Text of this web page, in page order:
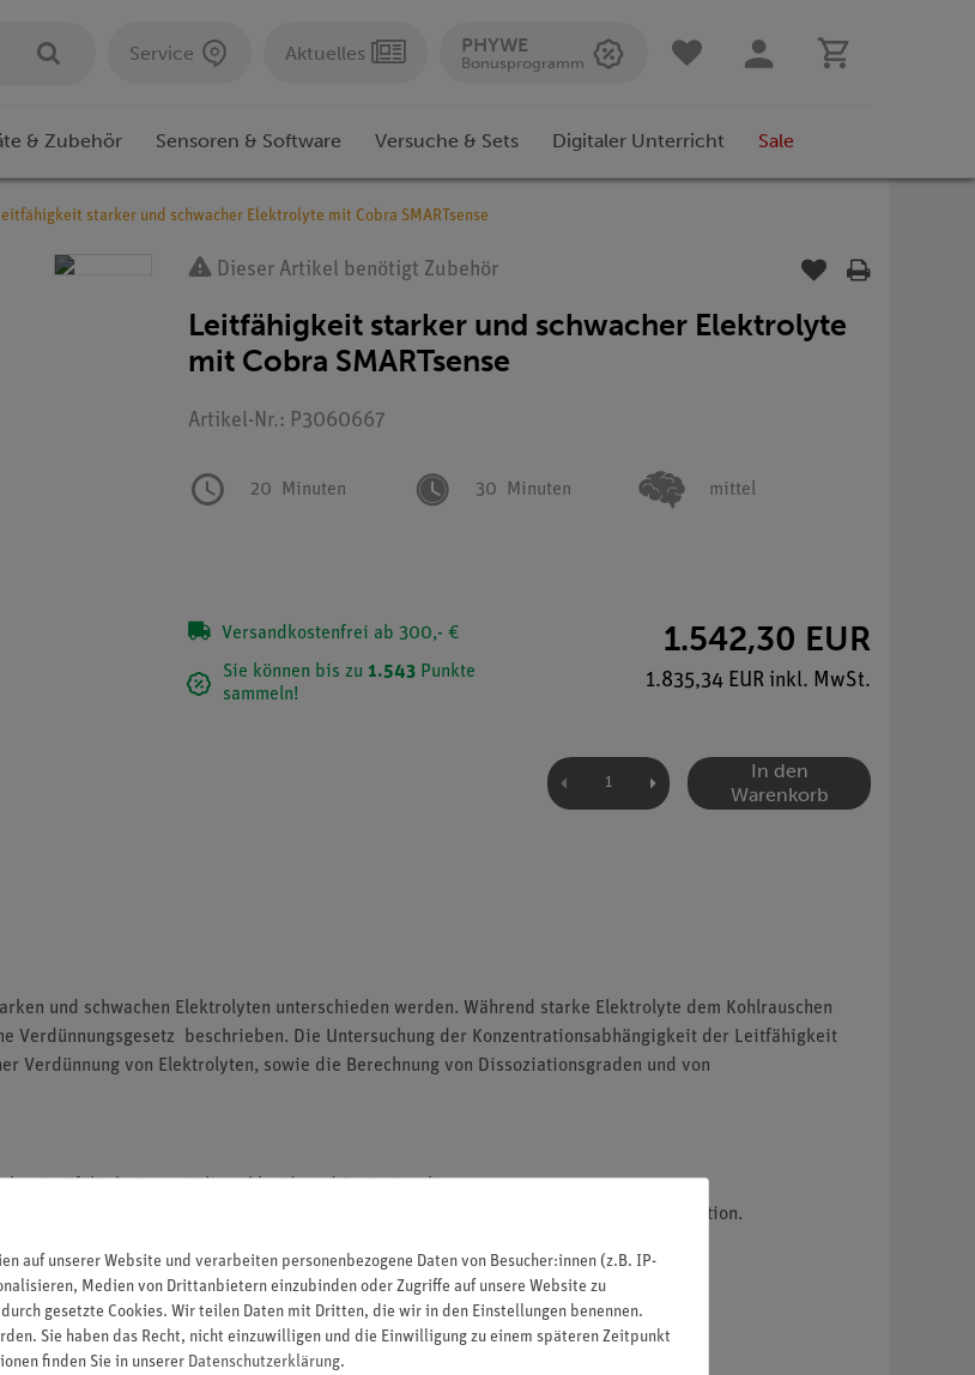
Service Aktuelles PHYWE
Bonusprogramm
& Zubehör Sensoren & Software Versuche & Sets Digitaler Unterricht Sale
starker und schwacher Elektrolyte mit Cobra SMARTsense
Dieser Artikel benötigt Zubehör
Leitfähigkeit starker und schwacher Elektrolyte
mit Cobra SMARTsense
Artikel-Nr.: P3060667
20 Minuten 30 Minuten mittel
Versandkostenfrei ab 300,- €
Sie können bis zu 1.543 Punkte
sammeln!
1.542,30 EUR
1.835,34 EUR inkl. MwSt.
In den
Warenkorb
und schwachen Elektrolyten unterschieden werden. Während starke Elektrolyte dem Kohlrauschen
Verdünnungsgesetz beschrieben. Die Untersuchung der Konzentrationsabhängigkeit der Leitfähigkeit
Verdünnung von Elektrolyten, sowie die Berechnung von Dissoziationsgraden und von
Leitfähigkeit von Kaliumchlorid- und Essigsäurelösungen.
bestimmen Sie die molare Leitfähigkeit bei unendlicher Verdünnung durch Extrapolation.
auf unserer Website und verarbeiten personenbezogene Daten von Besucher:innen (z.B. IP-
Medien von Drittanbietern einzubinden oder Zugriffe auf unsere Website zu
gesetzte Cookies. Wir teilen Daten mit Dritten, die wir in den Einstellungen benennen.
Sie haben das Recht, nicht einzuwilligen und die Einwilligung zu einem späteren Zeitpunkt
finden Sie in unserer Daten­schutz­erklärung.